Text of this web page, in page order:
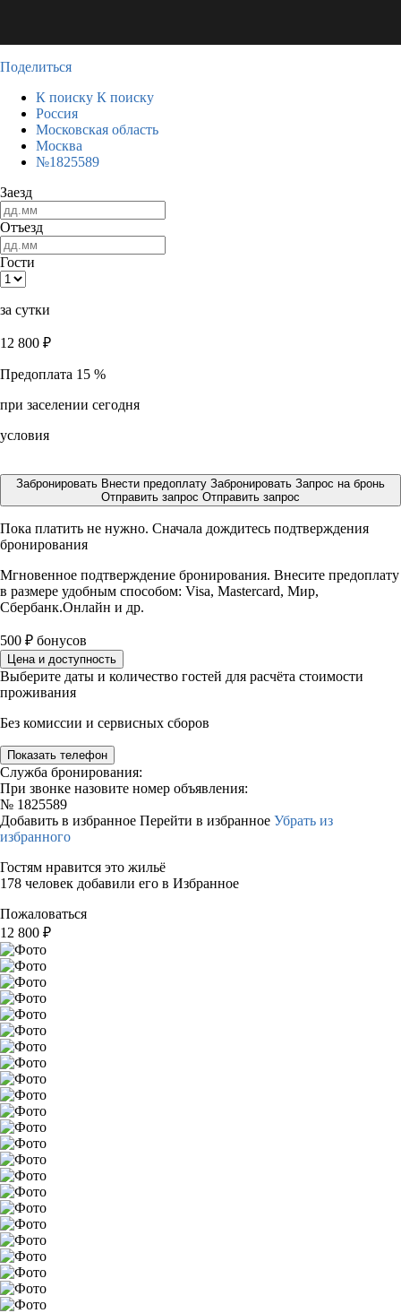
Поделиться
К поиску К поиску
Россия
Московская область
Москва
№1825589
Заезд
Отъезд
Гости
за сутки
12 800 ₽
Предоплата 15 %
при заселении сегодня
условия
Забронировать Внести предоплату Забронировать Запрос на бронь
Отправить запрос Отправить запрос
Пока платить не нужно. Сначала дождитесь подтверждения
бронирования
Мгновенное подтверждение бронирования. Внесите предоплату
в размере удобным способом: Visa, Mastercard, Мир,
Сбербанк.Онлайн и др.
500 ₽ бонусов
Цена и доступность
Выберите даты и количество гостей для расчёта стоимости
проживания
Без комиссии и сервисных сборов
Показать телефон
Служба бронирования:
При звонке назовите номер объявления:
№ 1825589
Добавить в избранное Перейти в избранное Убрать из
избранного
Гостям нравится это жильё
178 человек добавили его в Избранное
Пожаловаться
12 800 ₽